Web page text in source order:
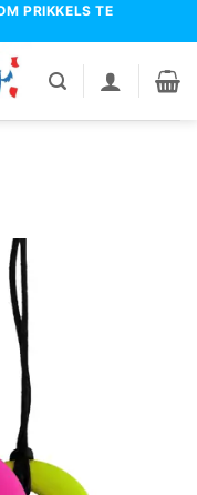
PRIKKELS TE